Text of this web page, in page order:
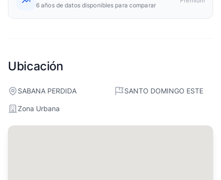
6 años de datos disponibles para comparar
Ubicación
SABANA PERDIDA SANTO DOMINGO ESTE
Zona Urbana